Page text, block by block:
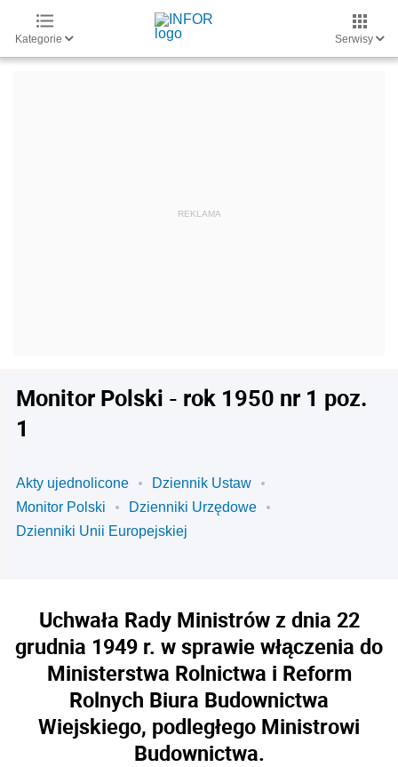
Kategorie Serwisy
Monitor Polski - rok 1950 nr 1 poz.
1
Akty ujednolicone
Dziennik Ustaw
Monitor Polski
Dzienniki Urzędowe
Dzienniki Unii Europejskiej
Uchwała Rady Ministrów z dnia 22
grudnia 1949 r. w sprawie włączenia do
Ministerstwa Rolnictwa i Reform
Rolnych Biura Budownictwa
Wiejskiego, podległego Ministrowi
Budownictwa.